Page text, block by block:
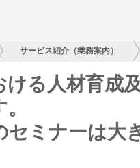
サービス紹介（業務案内）
ける人材育成
セミナーは大